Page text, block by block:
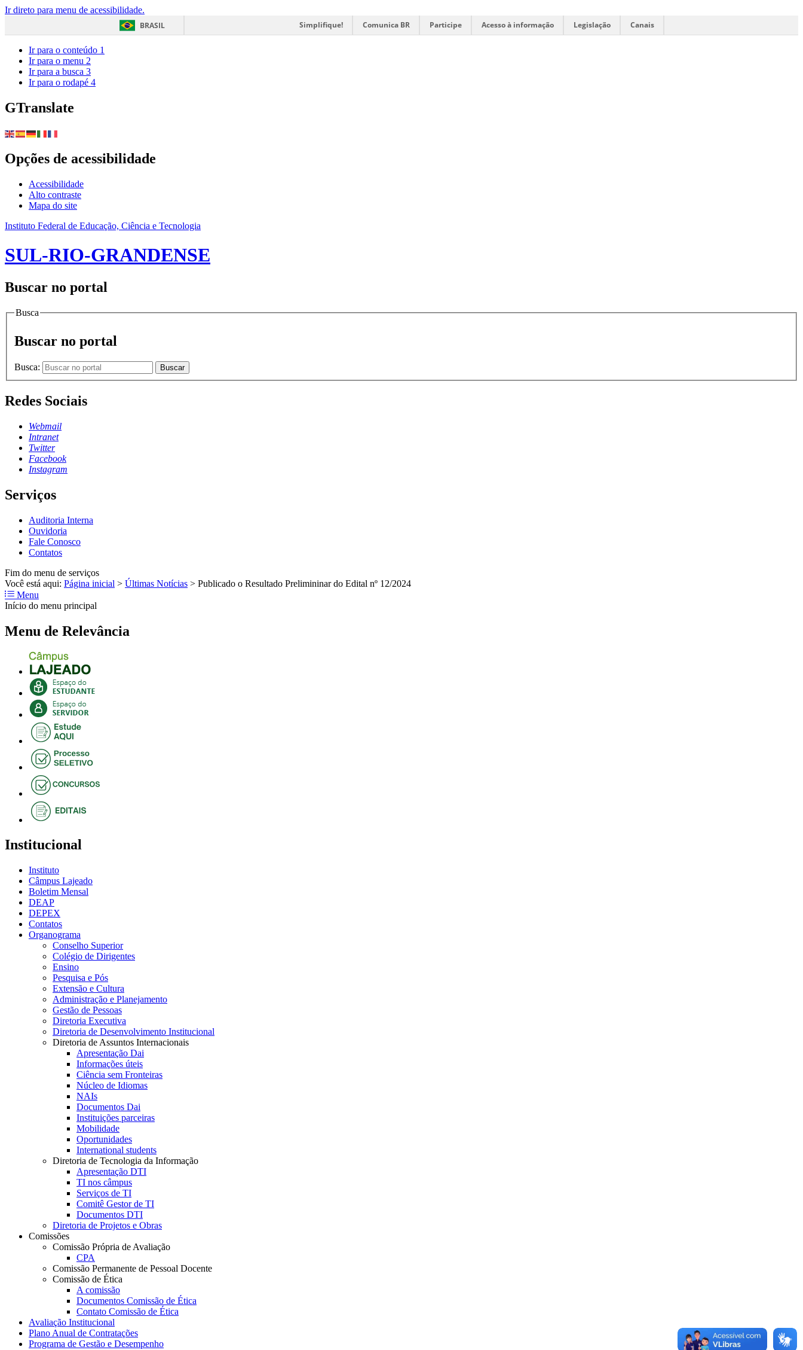
Ir direto para menu de acessibilidade.
BRASIL
Simplifique! Comunica BR Participe Acesso à informação Legislação Canais
Ir para o conteúdo 1
Ir para o menu 2
Ir para a busca 3
Ir para o rodapé 4
GTranslate
Opções de acessibilidade
Acessibilidade
Alto contraste
Mapa do site
Instituto Federal de Educação, Ciência e Tecnologia
SUL-RIO-GRANDENSE
Buscar no portal
Busca
Buscar no portal
Busca: Buscar
Redes Sociais
Webmail
Intranet
Twitter
Facebook
Instagram
Serviços
Auditoria Interna
Ouvidoria
Fale Conosco
Contatos
Fim do menu de serviços
Você está aqui: Página inicial > Últimas Notícias > Publicado o Resultado Prelimininar do Edital nº 12/2024
Menu
Início do menu principal
Menu de Relevância
Institucional
Instituto
Câmpus Lajeado
Boletim Mensal
DEAP
DEPEX
Contatos
Organograma
Conselho Superior
Colégio de Dirigentes
Ensino
Pesquisa e Pós
Extensão e Cultura
Administração e Planejamento
Gestão de Pessoas
Diretoria Executiva
Diretoria de Desenvolvimento Institucional
Diretoria de Assuntos Internacionais
Apresentação Dai
Informações úteis
Ciência sem Fronteiras
Núcleo de Idiomas
NAIs
Documentos Dai
Instituições parceiras
Mobilidade
Oportunidades
International students
Diretoria de Tecnologia da Informação
Apresentação DTI
TI nos câmpus
Serviços de TI
Comitê Gestor de TI
Documentos DTI
Diretoria de Projetos e Obras
Comissões
Comissão Própria de Avaliação
CPA
Comissão Permanente de Pessoal Docente
Comissão de Ética
A comissão
Documentos Comissão de Ética
Contato Comissão de Ética
Avaliação Institucional
Plano Anual de Contratações
Programa de Gestão e Desempenho